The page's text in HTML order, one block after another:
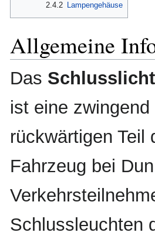
2.4.2 Lampengehäuse
Allgemeine
Das Schlusslicht
ist eine
rückwärtigen Teil
Fahrzeug bei
Schlussleuchten